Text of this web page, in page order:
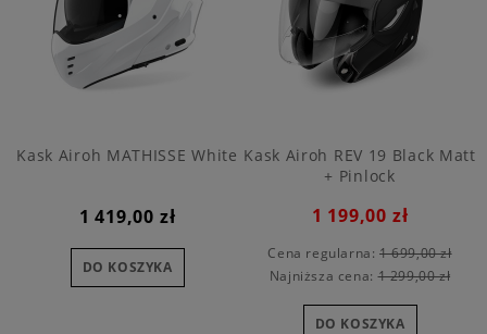
Kask Airoh MATHISSE White
1 419,00 zł
DO KOSZYKA
Kask Airoh REV 19 Black Matt
+ Pinlock
1 199,00 zł
Cena regularna: 1 699,00 zł
Najniższa cena:1 299,00 zł
DO KOSZYKA